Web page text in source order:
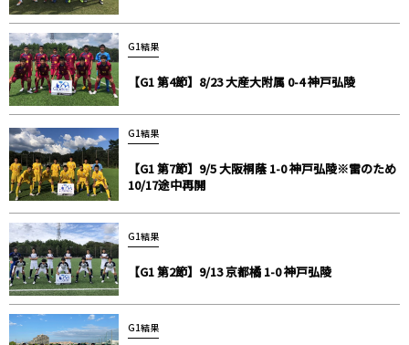
G1結果
【G1 第4節】8/23 大産大附属 0-4 神戸弘陵
G1結果
【G1 第7節】9/5 大阪桐蔭 1-0 神戸弘陵※雷のため
10/17途中再開
G1結果
【G1 第2節】9/13 京都橘 1-0 神戸弘陵
G1結果